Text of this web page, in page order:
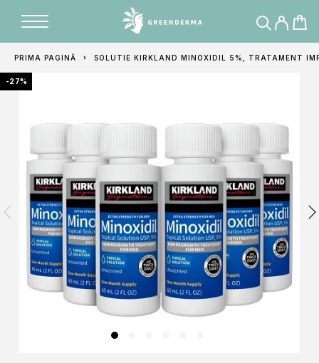
PRIMA PAGINĂ SOLUTIE KIRKLAND MINOXIDIL 5%, TRATAMENT
-27%
Adăugat în coș